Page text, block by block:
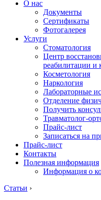
О нас
Документы
Сертификаты
Фотогалерея
Услуги
Стоматология
Центр
реабилитации и
Косметология
Наркология
Лабораторные
Отделение
Получить
Травматолог-
Прайс-лист
Записаться на
Прайс-лист
Контакты
Полезная информация
Информация о
Статьи ›